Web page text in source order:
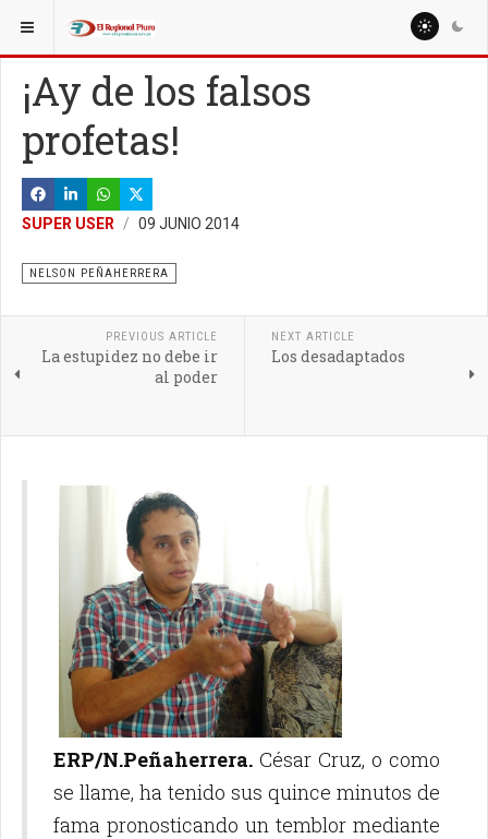
ESTÁ AQUÍ: COLUMNISTAS
¡Ay de los falsos
profetas!
SUPER USER 09 JUNIO 2014
NELSON PEÑAHERRERA
PREVIOUS ARTICLE
La estupidez no debe ir
al poder
NEXT ARTICLE
Los desadaptados
ERP/N.Peñaherrera. César Cruz, o como
se llame, ha tenido sus quince minutos de
fama pronosticando un temblor mediante